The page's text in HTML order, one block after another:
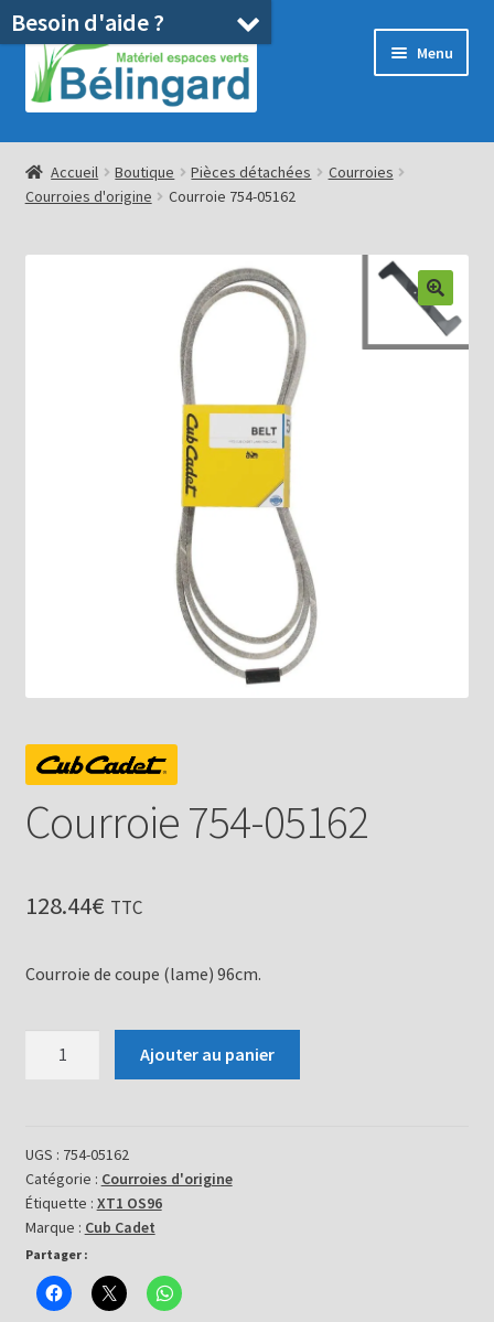
Aller
la
Aller
au
contenu
Menu
Accueil
Boutique
Location
Pièces détachées/SAV
Ouvrir
le
Accueil Boutique Pièces détachées
Courroies
Courroies d'origine
Courroie 754-05162
Courroie 754-05162
128.44€ TTC
Courroie de coupe (lame) 96cm.
05162
Ajouter au panier
UGS : 754-05162
Catégorie : Courroies d'origine
Étiquette : XT1 OS96
Marque : Cub Cadet
Partager :
Besoin d'aide ?